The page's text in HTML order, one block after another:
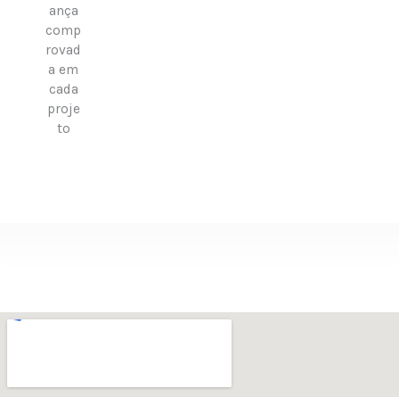
ança
comp
rovad
a em
cada
proje
to